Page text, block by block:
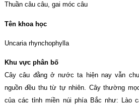
Thuần câu câu, gai móc câu
Tên khoa học
Uncaria rhynchophylla
Khu vực phân bố
Cây câu đằng ở nước ta hiện nay vẫn
nguồn đều thu từ tự nhiên. Cây thường
của các tỉnh miền núi phía Bắc như: Lào